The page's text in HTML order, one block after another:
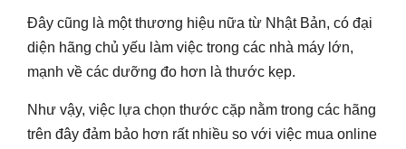
Đây cũng là một thương hiệu nữa từ Nhật Bản, có đại
diện hãng chủ yếu làm việc trong các nhà máy lớn,
mạnh về các dưỡng đo hơn là thước kẹp.
Như vậy, việc lựa chọn thước cặp nằm trong các hãng
trên đây đảm bảo hơn rất nhiều so với việc mua online